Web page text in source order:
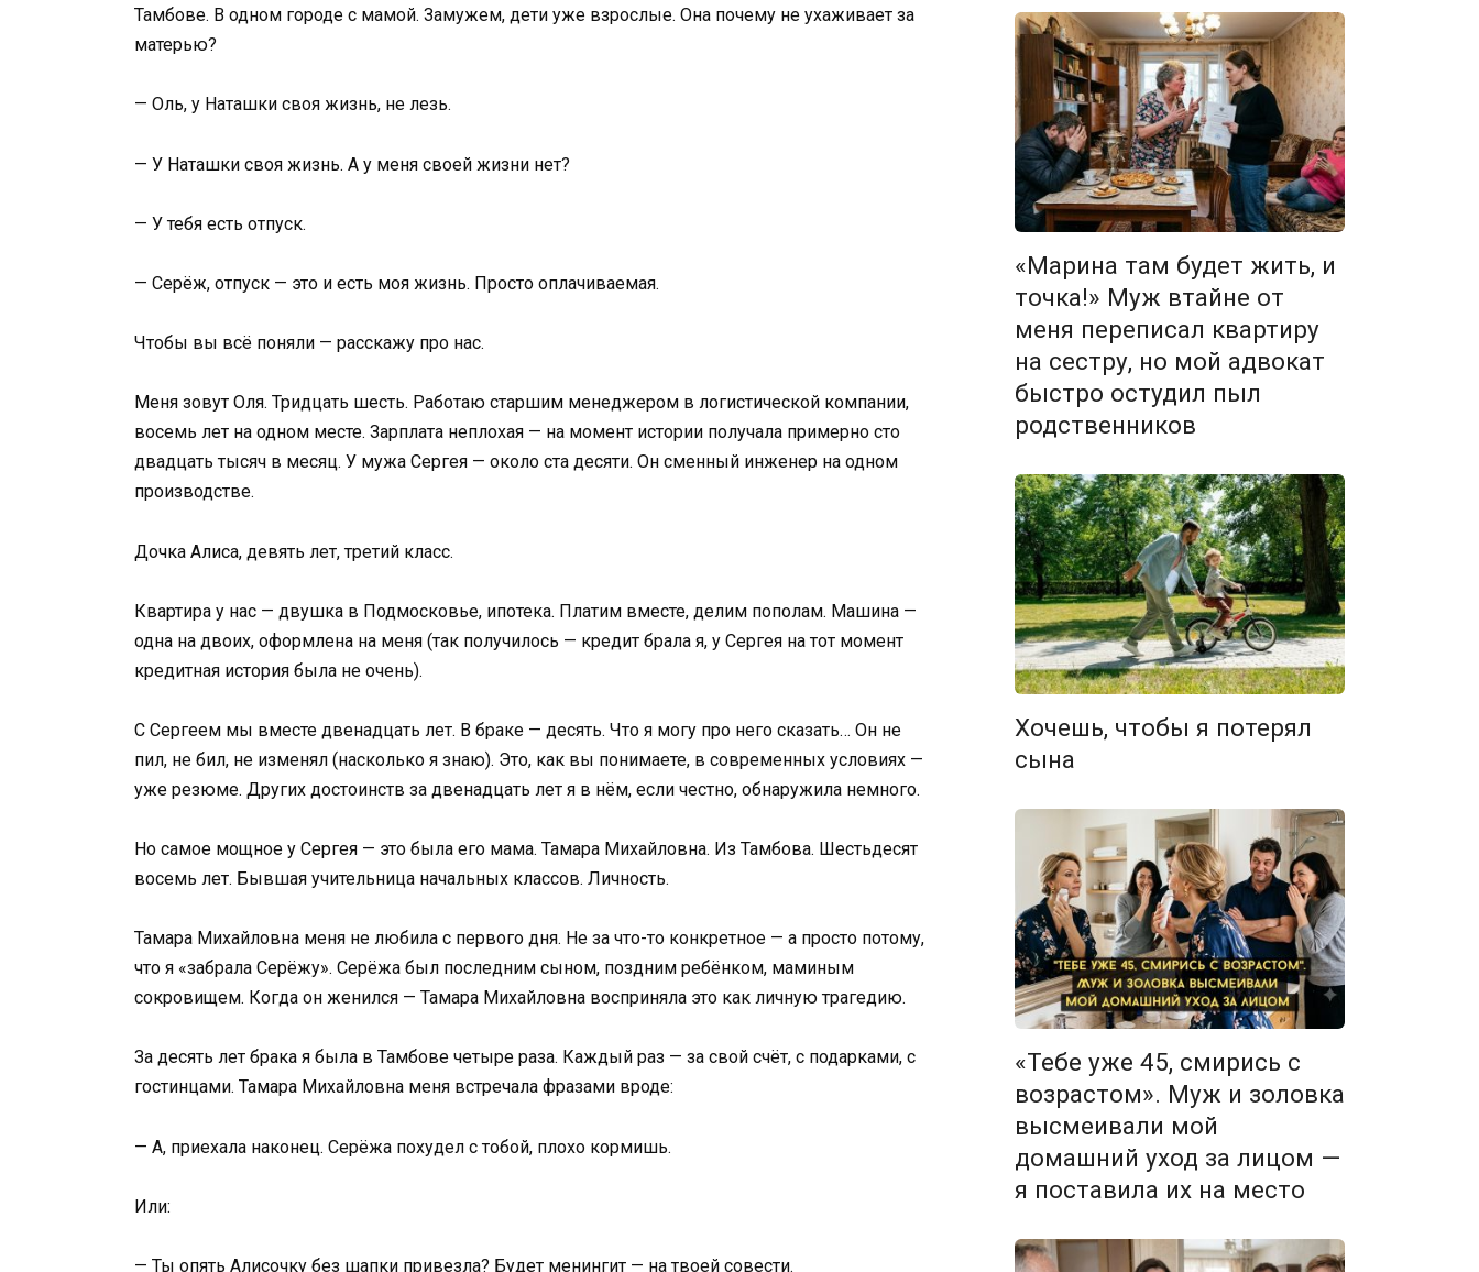
Тамбове. В одном городе с мамой. Замужем, дети уже взрослые. Она почему не ухаживает за
матерью?
— Оль, у Наташки своя жизнь, не лезь.
— У Наташки своя жизнь. А у меня своей жизни нет?
— У тебя есть отпуск.
— Серёж, отпуск — это и есть моя жизнь. Просто оплачиваемая.
Чтобы вы всё поняли — расскажу про нас.
Меня зовут Оля. Тридцать шесть. Работаю старшим менеджером в логистической компании,
восемь лет на одном месте. Зарплата неплохая — на момент истории получала примерно сто
двадцать тысяч в месяц. У мужа Сергея — около ста десяти. Он сменный инженер на одном
производстве.
Дочка Алиса, девять лет, третий класс.
Квартира у нас — двушка в Подмосковье, ипотека. Платим вместе, делим пополам. Машина —
одна на двоих, оформлена на меня (так получилось — кредит брала я, у Сергея на тот момент
кредитная история была не очень).
С Сергеем мы вместе двенадцать лет. В браке — десять. Что я могу про него сказать… Он не
пил, не бил, не изменял (насколько я знаю). Это, как вы понимаете, в современных условиях —
уже резюме. Других достоинств за двенадцать лет я в нём, если честно, обнаружила немного.
Но самое мощное у Сергея — это была его мама. Тамара Михайловна. Из Тамбова. Шестьдесят
восемь лет. Бывшая учительница начальных классов. Личность.
Тамара Михайловна меня не любила с первого дня. Не за что-то конкретное — а просто потому,
что я «забрала Серёжу». Серёжа был последним сыном, поздним ребёнком, маминым
сокровищем. Когда он женился — Тамара Михайловна восприняла это как личную трагедию.
За десять лет брака я была в Тамбове четыре раза. Каждый раз — за свой счёт, с подарками, с
гостинцами. Тамара Михайловна меня встречала фразами вроде:
— А, приехала наконец. Серёжа похудел с тобой, плохо кормишь.
Или:
— Ты опять Алисочку без шапки привезла? Будет менингит — на твоей совести.
«Марина там будет жить, и
точка!» Муж втайне от
меня переписал квартиру
на сестру, но мой адвокат
быстро остудил пыл
родственников
Хочешь, чтобы я потерял
сына
«Тебе уже 45, смирись с
возрастом». Муж и золовка
высмеивали мой
домашний уход за лицом —
я поставила их на место